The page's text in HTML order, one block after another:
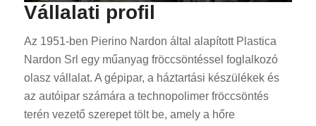
Vállalati profil
Az 1951-ben Pierino Nardon által alapított Plastica
Nardon Srl egy műanyag fröccsöntéssel foglalkozó
olasz vállalat. A gépipar, a háztartási készülékek és
az autóipar számára a technopolimer fröccsöntés
terén vezető szerepet tölt be, amely a hőre